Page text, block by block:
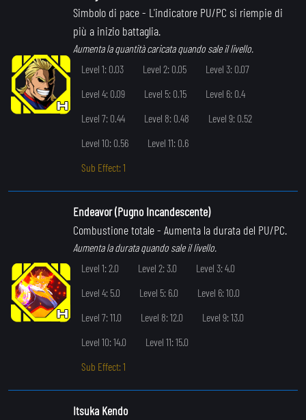
Simbolo di pace- L'indicatore PU/PC si riempie di
più a inizio battaglia.
Aumenta la quantità caricata quando sale il livello.
Level 1: 0.03
Level 2: 0.05
Level 3: 0.07
Level 4: 0.09
Level 5: 0.15
Level 6: 0.4
Level 7: 0.44
Level 8: 0.48
Level 9: 0.52
Level 10: 0.56
Level 11: 0.6
Sub Effect: 1
Endeavor (Pugno Incandescente)
Combustione totale- Aumenta la durata del PU/PC.
Aumenta la durata quando sale il livello.
Level 1: 2.0
Level 2: 3.0
Level 3: 4.0
Level 4: 5.0
Level 5: 6.0
Level 6: 10.0
Level 7: 11.0
Level 8: 12.0
Level 9: 13.0
Level 10: 14.0
Level 11: 15.0
Sub Effect: 1
Itsuka Kendo